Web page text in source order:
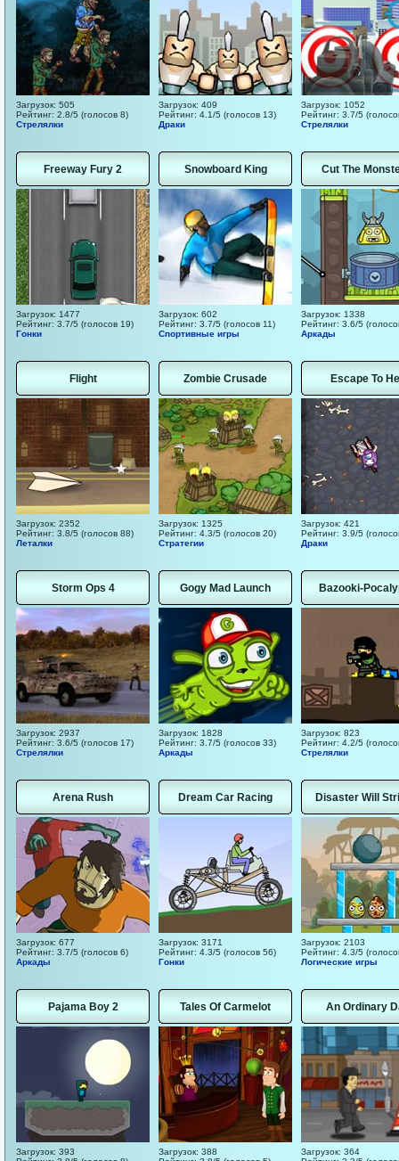
Загрузок: 505
Рейтинг: 2.8/5 (голосов 8)
Стрелялки
Загрузок: 409
Рейтинг: 4.1/5 (голосов 13)
Драки
Загрузок: 1052
Рейтинг: 3.7/5
Стрелялки
Freeway Fury 2
Загрузок: 1477
Рейтинг: 3.7/5 (голосов 19)
Гонки
Snowboard King
Загрузок: 602
Рейтинг: 3.7/5 (голосов 11)
Спортивные игры
Cut The
Загрузок: 1338
Рейтинг: 3.6/5
Аркады
Flight
Загрузок: 2352
Рейтинг: 3.8/5 (голосов 88)
Леталки
Zombie Crusade
Загрузок: 1325
Рейтинг: 4.3/5 (голосов 20)
Стратегии
Escape To
Загрузок: 421
Рейтинг: 3.9/5
Драки
Storm Ops 4
Загрузок: 2937
Рейтинг: 3.6/5 (голосов 17)
Стрелялки
Gogy Mad Launch
Загрузок: 1828
Рейтинг: 3.7/5 (голосов 33)
Аркады
Bazooki-
Загрузок: 823
Рейтинг: 4.2/5
Стрелялки
Arena Rush
Загрузок: 677
Рейтинг: 3.7/5 (голосов 6)
Аркады
Dream Car Racing
Загрузок: 3171
Рейтинг: 4.3/5 (голосов 56)
Гонки
Disaster Will
Загрузок: 2103
Рейтинг: 4.3/5
Логические игры
Pajama Boy 2
Загрузок: 393
Tales Of Carmelot
Загрузок: 388
An Ordinary
Загрузок: 364